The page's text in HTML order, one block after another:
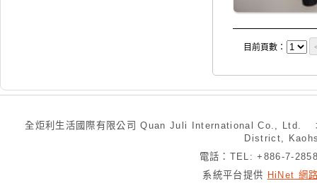
目前頁數：
全炬利生活國際有限公司 Quan Juli International Co., Ltd.
District,
電話：TEL: +886-7-
系統平台提供 HiNet 網